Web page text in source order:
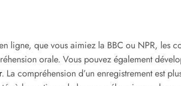
ligne, que vous aimiez la BBC ou NPR, les
orale. Vous pouvez également
. La compréhension d’un enregistrement est